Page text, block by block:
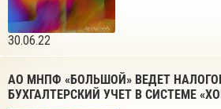
30.06.22
АО МНПФ «БОЛЬШОЙ» ВЕДЕТ
БУХГАЛТЕРСКИЙ УЧЕТ В СИСТЕМЕ